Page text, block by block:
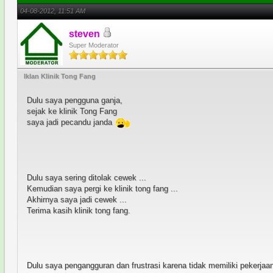
04-08-2012, 11:51 AM
steven
Super Moderator
Iklan Klinik Tong Fang
Dulu saya pengguna ganja,
sejak ke klinik Tong Fang
saya jadi pecandu janda
Dulu saya sering ditolak cewek ...
Kemudian saya pergi ke klinik tong fang ...
Akhirnya saya jadi cewek ...
Terima kasih klinik tong fang.
Dulu saya pengangguran dan frustrasi karena tidak memiliki